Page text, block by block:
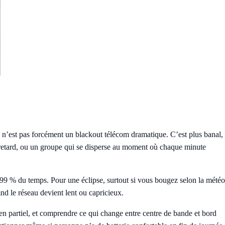
pas forcément un blackout télécom dramatique. C’est plus banal,
ou un groupe qui se disperse au moment où chaque minute
% du temps. Pour une éclipse, surtout si vous bougez selon la météo
le réseau devient lent ou capricieux.
partiel, et comprendre ce qui change entre centre de bande et bord